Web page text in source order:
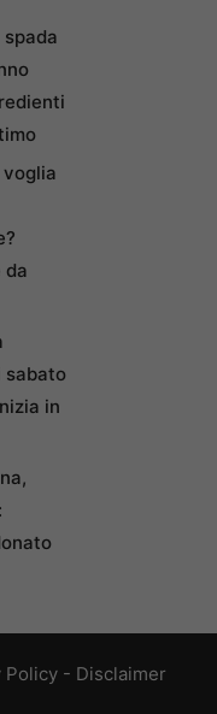
voglia
da
sabato
in
Policy - Disclaimer